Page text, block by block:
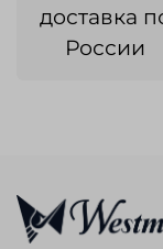
доставка
России